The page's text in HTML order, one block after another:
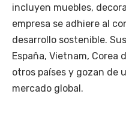
incluyen muebles,
empresa se adhiere al
desarrollo sostenible.
España, Vietnam, Corea
otros países y gozan de
mercado global.